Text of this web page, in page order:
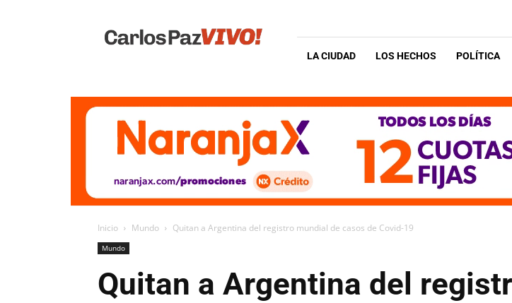
Vivo
LA CIUDAD LOS HECHOS POLÍTICA
Inicio Mundo Quitan a Argentina del registro mundial de casos de Covid-19
Mundo
Quitan a Argentina del